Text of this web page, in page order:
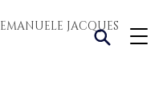
EMANUELE JACQUES